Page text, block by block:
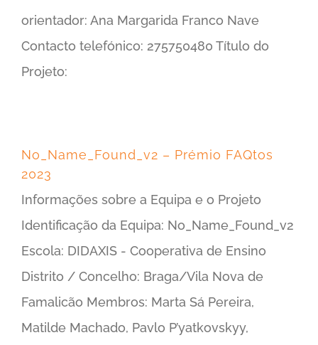
orientador: Ana Margarida Franco Nave
Contacto telefónico: 275750480 Título do
Projeto:
No_Name_Found_v2 – Prémio FAQtos
2023
Informações sobre a Equipa e o Projeto
Identificação da Equipa: No_Name_Found_v2
Escola: DIDAXIS - Cooperativa de Ensino
Distrito / Concelho: Braga/Vila Nova de
Famalicão Membros: Marta Sá Pereira,
Matilde Machado, Pavlo P’yatkovskyy,